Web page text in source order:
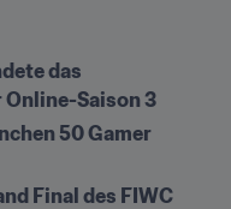
das
Online-Saison 3
50 Gamer
Final des FIWC